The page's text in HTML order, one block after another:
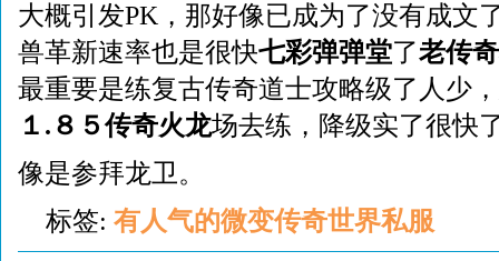
大概引发PK，那好像已成为了没有成文
兽革新速率也是很快七彩弹弹堂了老传
最重要是练复古传奇道士攻略级了人少
１.８５传奇火龙场去练，降级实了很快
像是参拜龙卫。
标签: 有人气的微变传奇世界私服